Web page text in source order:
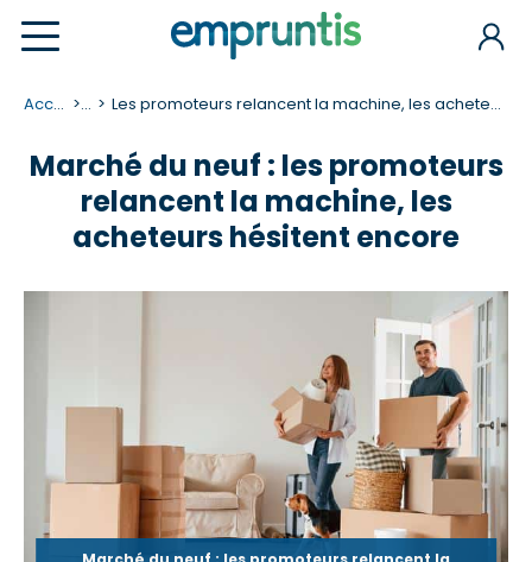
Accueil ... Les promoteurs relancent la machine, les acheteurs hésitent encore
Marché du neuf : les promoteurs
relancent la machine, les
acheteurs hésitent encore